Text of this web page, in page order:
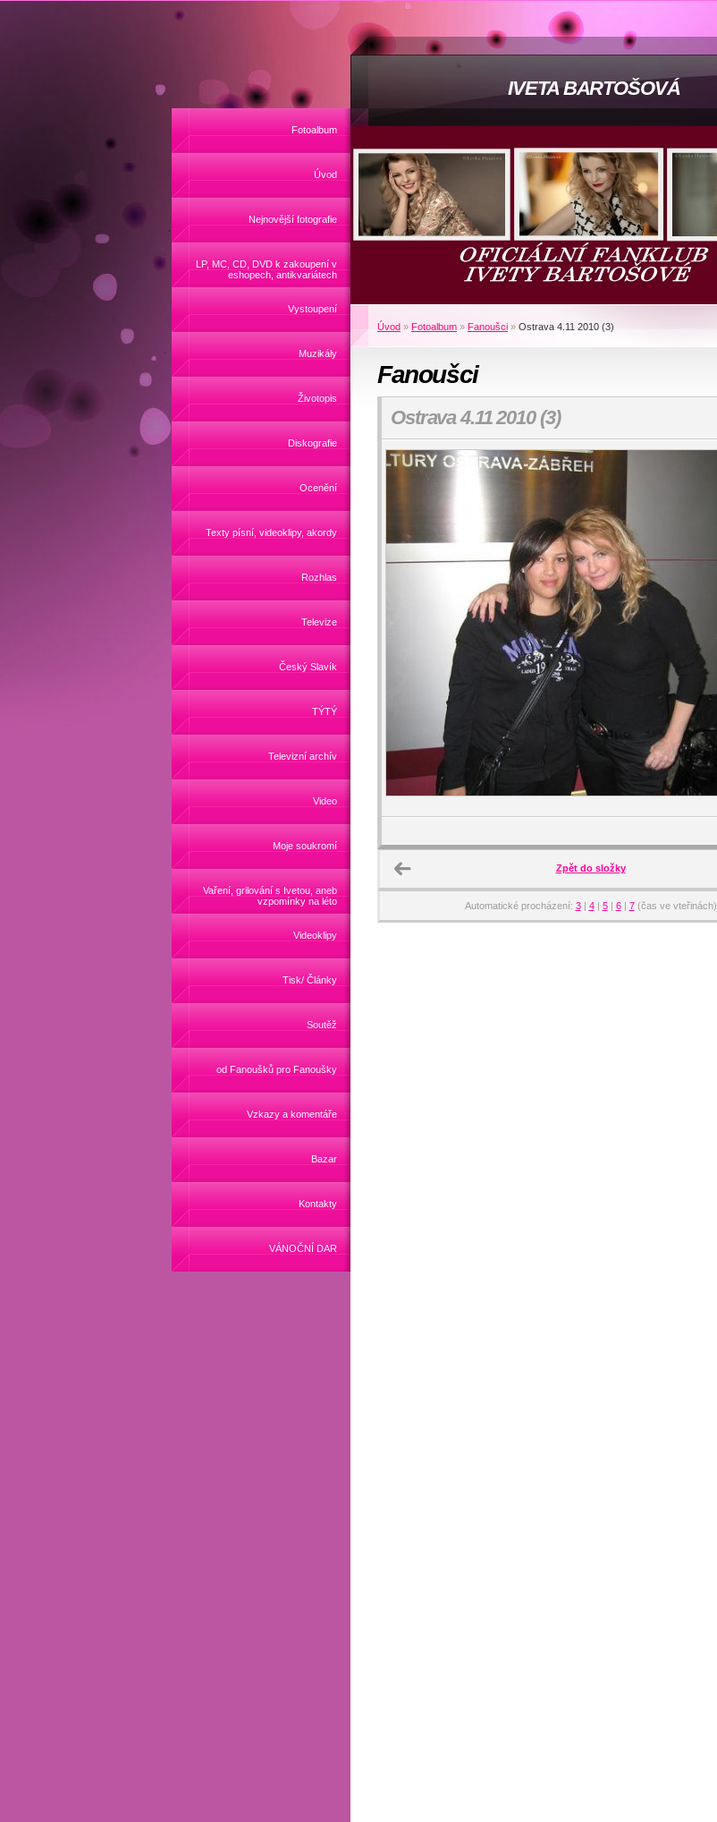
IVETA BARTOŠOVÁ
Fotoalbum
Úvod
Nejnovější fotografie
LP, MC, CD, DVD k zakoupení v
eshopech, antikvariátech
Vystoupení
Muzikály
Životopis
Diskografie
Ocenění
Texty písní, videoklipy, akordy
Rozhlas
Televize
Český Slavík
TÝTÝ
Televizní archív
Video
Moje soukromí
Vaření, grilování s Ivetou, aneb
vzpomínky na léto
Videoklipy
Tisk/ Články
Soutěž
od Fanoušků pro Fanoušky
Vzkazy a komentáře
Bazar
Kontakty
VÁNOČNÍ DAR
Úvod » Fotoalbum » Fanoušci » Ostrava 4.11 2010 (3)
Fanoušci
Ostrava 4.11 2010 (3)
Zpět do složky
Automatické procházení: 3| 4| 5| 6| 7(čas ve vteřinách)